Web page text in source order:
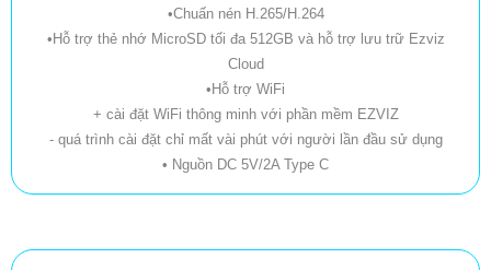
•Chuấn nén H.265/H.264
•Hỗ trợ thẻ nhớ MicroSD tối đa 512GB và hỗ trợ lưu trữ Ezviz
Cloud
•Hỗ trợ WiFi
+ cài đặt WiFi thông minh với phần mềm EZVIZ
- quá trình cài đặt chỉ mất vài phút với người lần đầu sử dụng
• Nguồn DC 5V/2A Type C